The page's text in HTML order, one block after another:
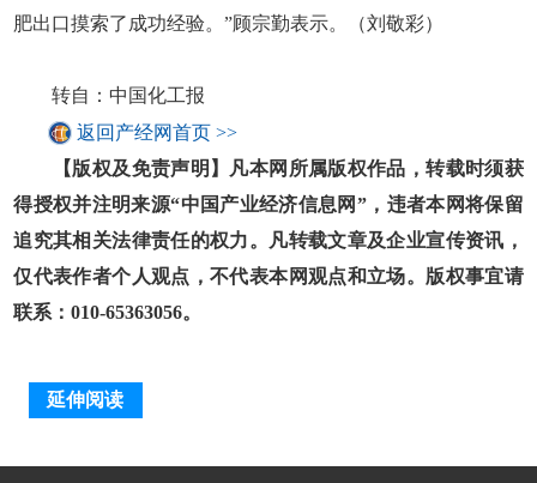
肥出口摸索了成功经验。”顾宗勤表示。（刘敬彩）
转自：中国化工报
返回产经网首页 >>
【版权及免责声明】凡本网所属版权作品，转载时须获
得授权并注明来源“中国产业经济信息网”，违者本网将保留
追究其相关法律责任的权力。凡转载文章及企业宣传资讯，
仅代表作者个人观点，不代表本网观点和立场。版权事宜请
联系：010-65363056。
延伸阅读